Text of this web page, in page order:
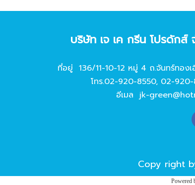
บริษัท เจ เค กรีน โปรดัก
ที่อยู่ 136/11-10-12 หมู่ 4 ถ.จันทร์ทอง
โทร.02-920-8550, 02-
อีเมล jk-
Copy right
Powered